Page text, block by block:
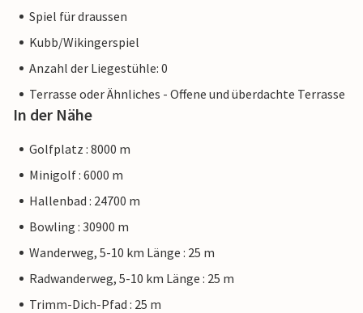
Spiel für draussen
Kubb/Wikingerspiel
Anzahl der Liegestühle: 0
Terrasse oder Ähnliches - Offene und überdachte Terrasse
In der Nähe
Golfplatz : 8000 m
Minigolf : 6000 m
Hallenbad : 24700 m
Bowling : 30900 m
Wanderweg, 5-10 km Länge : 25 m
Radwanderweg, 5-10 km Länge : 25 m
Trimm-Dich-Pfad : 25 m